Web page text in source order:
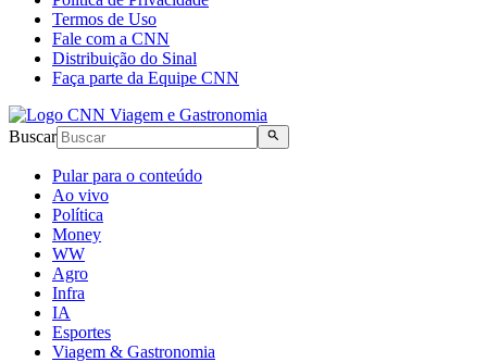
Termos de Uso
Fale com a CNN
Distribuição do Sinal
Faça parte da Equipe CNN
Buscar
Pular para o conteúdo
Ao vivo
Política
Money
WW
Agro
Infra
IA
Esportes
Viagem & Gastronomia